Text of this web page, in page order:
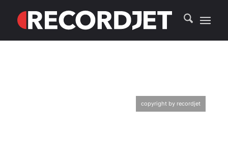
copyright by recordjet